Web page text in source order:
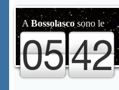
ABossolascosono le